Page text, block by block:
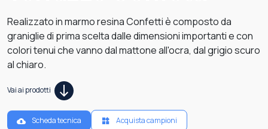
Realizzato in marmo resina Confetti è composto da
graniglie di prima scelta dalle dimensioni importanti e con
colori tenui che vanno dal mattone all'ocra, dal grigio scuro
al chiaro.
Vai ai prodotti
Scheda tecnica Acquista campioni